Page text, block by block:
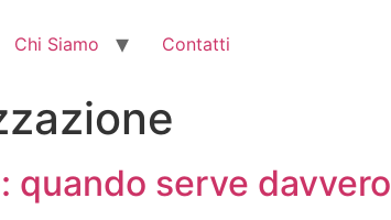
Chi Siamo Contatti
quando serve davvero